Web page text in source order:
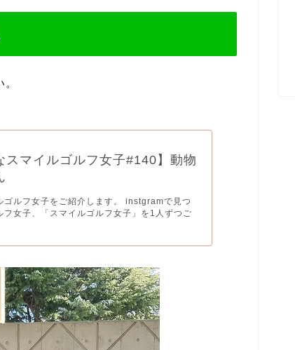
スマイルゴルフ女子#140】動物
ゴルフ女子をご紹介します。 instgramで見つ
フ女子、「スマイルゴルフ女子」を1人ずつご